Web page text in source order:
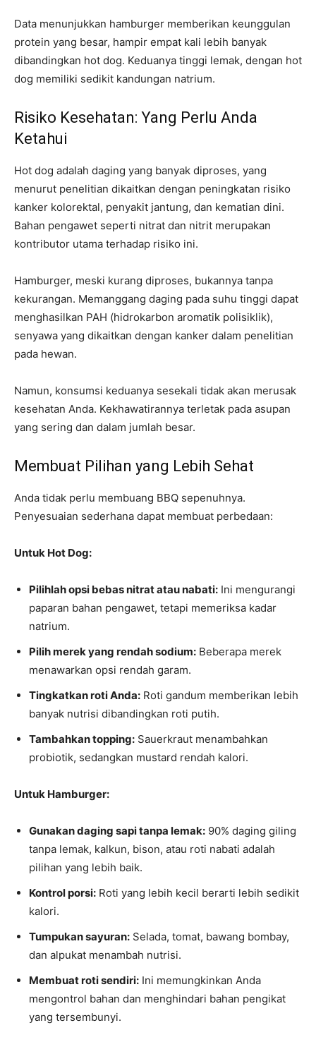
Data menunjukkan hamburger memberikan keunggulan
protein yang besar, hampir empat kali lebih banyak
dibandingkan hot dog. Keduanya tinggi lemak, dengan hot
dog memiliki sedikit kandungan natrium.
Risiko Kesehatan: Yang Perlu Anda
Ketahui
Hot dog adalah daging yang banyak diproses, yang
menurut penelitian dikaitkan dengan peningkatan risiko
kanker kolorektal, penyakit jantung, dan kematian dini.
Bahan pengawet seperti nitrat dan nitrit merupakan
kontributor utama terhadap risiko ini.
Hamburger, meski kurang diproses, bukannya tanpa
kekurangan. Memanggang daging pada suhu tinggi dapat
menghasilkan PAH (hidrokarbon aromatik polisiklik),
senyawa yang dikaitkan dengan kanker dalam penelitian
pada hewan.
Namun, konsumsi keduanya sesekali tidak akan merusak
kesehatan Anda. Kekhawatirannya terletak pada asupan
yang sering dan dalam jumlah besar.
Membuat Pilihan yang Lebih Sehat
Anda tidak perlu membuang BBQ sepenuhnya.
Penyesuaian sederhana dapat membuat perbedaan:
Untuk Hot Dog:
Pilihlah opsi bebas nitrat atau nabati: Ini mengurangi
paparan bahan pengawet, tetapi memeriksa kadar
natrium.
Pilih merek yang rendah sodium: Beberapa merek
menawarkan opsi rendah garam.
Tingkatkan roti Anda: Roti gandum memberikan lebih
banyak nutrisi dibandingkan roti putih.
Tambahkan topping: Sauerkraut menambahkan
probiotik, sedangkan mustard rendah kalori.
Untuk Hamburger:
Gunakan daging sapi tanpa lemak: 90% daging giling
tanpa lemak, kalkun, bison, atau roti nabati adalah
pilihan yang lebih baik.
Kontrol porsi: Roti yang lebih kecil berarti lebih sedikit
kalori.
Tumpukan sayuran: Selada, tomat, bawang bombay,
dan alpukat menambah nutrisi.
Membuat roti sendiri: Ini memungkinkan Anda
mengontrol bahan dan menghindari bahan pengikat
yang tersembunyi.